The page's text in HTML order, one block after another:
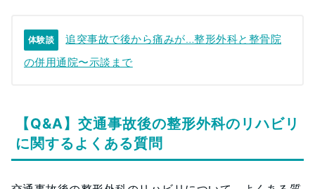
体験談
追突事故で後から痛みが…整形外科と整骨院
の併用通院〜示談まで
【Q&A】交通事故後の整形外科のリハビリ
に関するよくある質問